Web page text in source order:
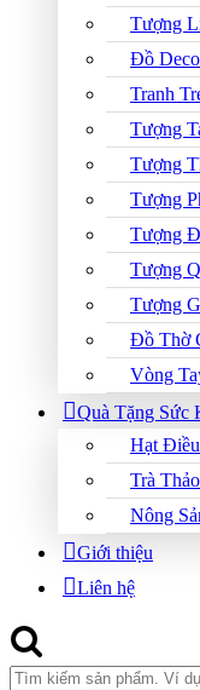
Tượng
Đồ
Tranh
Tượng
Tượng
Tượng
Tượng
Tượng
Tượng
Đồ Thờ
Vòng
Quà Tặng Sức
Hạt
Trà
Nông
Giới thiệu
Liên hệ
Search